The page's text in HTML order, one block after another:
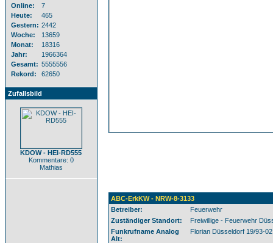
Online:
7
Heute:
465
Gestern: 2442
Woche:
13659
Monat:
18316
Jahr:
1966364
Gesamt: 5555556
Rekord:
62650
Zufallsbild
KDOW - HEI-RD555
Kommentare: 0
Mathias
ABC-ErkKW - NRW-8-3133
Betreiber:
Feuerwehr
Zuständiger Standort:
Freiwillige - Feuerwehr
Funkrufname Analog
Alt:
Florian Düsseldorf 19/93-02